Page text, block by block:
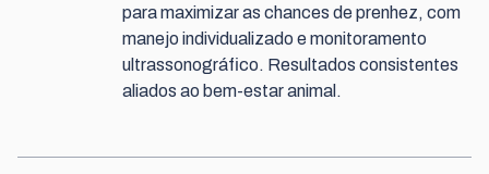
para maximizar as chances de prenhez, com
manejo individualizado e monitoramento
ultrassonográfico. Resultados consistentes
aliados ao bem-estar animal.